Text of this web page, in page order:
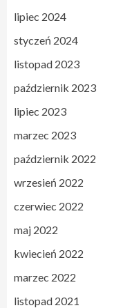
lipiec 2024
styczeń 2024
listopad 2023
październik 2023
lipiec 2023
marzec 2023
październik 2022
wrzesień 2022
czerwiec 2022
maj 2022
kwiecień 2022
marzec 2022
listopad 2021